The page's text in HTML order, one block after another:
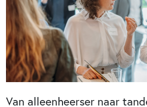
Van alleenheerser naar